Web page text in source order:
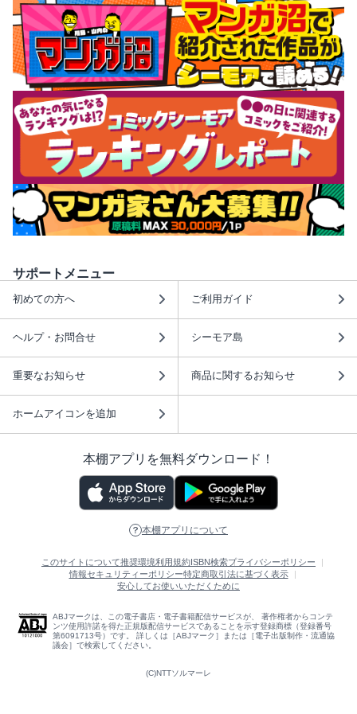
サポートメニュー
初めての方へ ご利用ガイド
ヘルプ・お問合せ シーモア島
重要なお知らせ 商品に関するお知らせ
ホームアイコンを追加
本棚アプリを無料ダウンロード！
本棚アプリについて
このサイトについて推奨環境利用規約ISBN検索プライバシーポリシー
情報セキュリティーポリシー特定商取引法に基づく表示
安心してお使いいただくために
ABJマークは、この電子書店・電子書籍配信サービスが、 著作権者からコンテ
ンツ使用許諾を得た正規版配信サービスであることを示す登録商標（登録番号
第6091713号）です。 詳しくは［ABJマーク］または［電子出版制作・流通協
議会］で検索してください。
(C)NTTソルマーレ